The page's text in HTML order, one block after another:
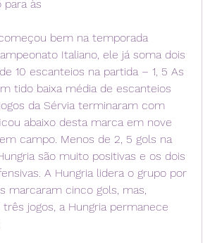
para às
bem na temporada
Italiano, ele já soma dois
10 escanteios na partida – 1, 5 As
tido baixa média de escanteios
da Sérvia terminaram com
abaixo desta marca em nove
campo. Menos de 2, 5 gols na
são muito positivas e os dois
A Hungria lidera o grupo por
marcaram cinco gols, mas,
jogos, a Hungria permanece